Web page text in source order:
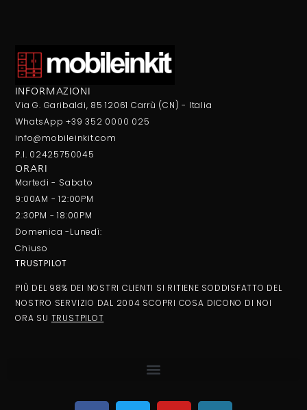
INFORMAZIONI
Via G. Garibaldi, 85 12061 Carrù (CN) - Italia
WhatsApp +39 352 0000 025
info@mobileinkit.com
P.I. 02425750045
ORARI
Martedi - Sabato
9:00AM - 12:00PM
2:30PM - 18:00PM
Domenica -Lunedì:
Chiuso
TRUSTPILOT
PIÙ DEL 98% DEI NOSTRI CLIENTI SI RITIENE SODDISFATTO DEL
NOSTRO SERVIZIO DAL 2004 SCOPRI COSA DICONO DI NOI
ORA SU TRUSTPILOT